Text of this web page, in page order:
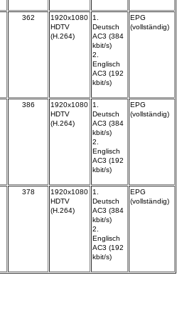
362
1920x1080
HDTV
(H.264)
1.
Deutsch
AC3 (384
kbit/s)
2.
Englisch
AC3 (192
kbit/s)
EPG
(vollständig)
386
1920x1080
HDTV
(H.264)
1.
Deutsch
AC3 (384
kbit/s)
2.
Englisch
AC3 (192
kbit/s)
EPG
(vollständig)
378
1920x1080
HDTV
(H.264)
1.
Deutsch
AC3 (384
kbit/s)
2.
Englisch
AC3 (192
kbit/s)
EPG
(vollständig)